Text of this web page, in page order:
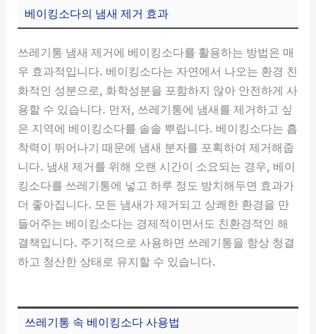
베이킹소다의 냄새 제거 효과
쓰레기통 냄새 제거에 베이킹소다를 활용하는 방법은 매
우 효과적입니다. 베이킹소다는 자연에서 나오는 환경 친
화적인 성분으로, 화학성분을 포함하지 않아 안전하게 사
용할 수 있습니다. 먼저, 쓰레기통에 냄새를 제거하고 싶
은 지역에 베이킹소다를 솔솔 뿌립니다. 베이킹소다는 흡
착력이 뛰어나기 때문에 냄새 분자를 포획하여 제거해줍
니다. 냄새 제거를 위해 오랜 시간이 소요되는 경우, 베이
킹소다를 쓰레기통에 넣고 하루 정도 방치해두면 효과가
더 좋아집니다. 모든 냄새가 제거되고 상쾌한 환경을 만
들어주는 베이킹소다는 경제적이면서도 친환경적인 해
결책입니다. 주기적으로 사용하면 쓰레기통을 항상 청결
하고 청산한 상태로 유지할 수 있습니다.
쓰레기통 속 베이킹소다 사용법